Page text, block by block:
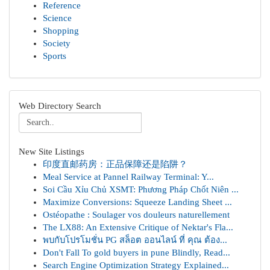
Reference
Science
Shopping
Society
Sports
Web Directory Search
New Site Listings
印度直邮药房：正品保障还是陷阱？
Meal Service at Pannel Railway Terminal: Y...
Soi Cầu Xỉu Chủ XSMT: Phương Pháp Chốt Niên ...
Maximize Conversions: Squeeze Landing Sheet ...
Ostéopathe : Soulager vos douleurs naturellement
The LX88: An Extensive Critique of Nektar's Fla...
พบกับโปรโมชั่น PG สล็อต ออนไลน์ ที่ คุณ ต้อง...
Don't Fall To gold buyers in pune Blindly, Read...
Search Engine Optimization Strategy Explained...